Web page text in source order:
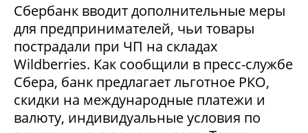
Сбербанк вводит дополнительные меры
для предпринимателей, чьи товары
пострадали при ЧП на складах
Wildberries. Как сообщили в пресс-службе
Сбера, банк предлагает льготное РКО,
скидки на международные платежи и
валюту, индивидуальные условия по